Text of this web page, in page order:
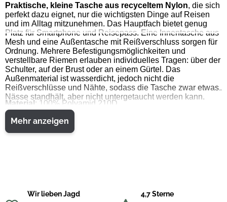
Praktische, kleine Tasche aus recyceltem Nylon, die sich
perfekt dazu eignet, nur die wichtigsten Dinge auf Reisen
und im Alltag mitzunehmen. Das Hauptfach bietet genug
Platz für Smartphone und Reisepass. Eine Innentasche aus
Mesh und eine Außentasche mit Reißverschluss sorgen für
Ordnung. Mehrere Befestigungsmöglichkeiten und
verstellbare Riemen erlauben individuelles Tragen: über der
Schulter, auf der Brust oder an einem Gürtel. Das
Außenmaterial ist wasserdicht, jedoch nicht die
Reißverschlüsse und Nähte, sodass die Tasche zwar etwas
Nässe standhält, aber nicht untergetaucht werden kann.
Material: 100% Polyamid 210D
Eigenschaften: Wasserabweisend
Mehr anzeigen
Wir lieben Jagd
4,7 Sterne